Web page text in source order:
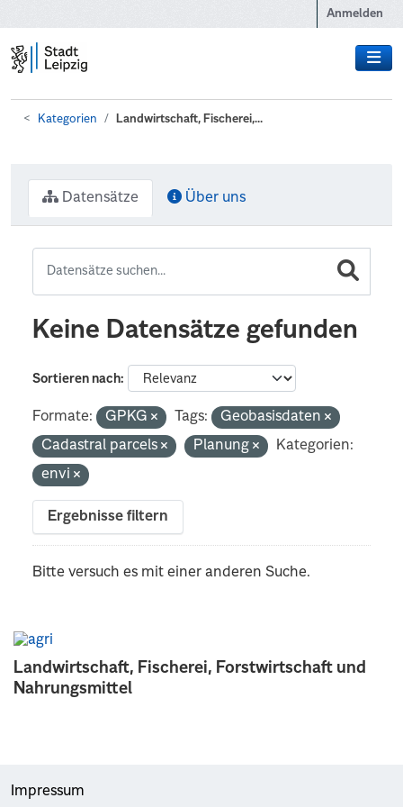
Anmelden
Kategorien Landwirtschaft, Fischerei,...
Landwirtschaft, Fischerei, Forstwirtschaft und
Nahrungsmittel
Datensätze Über uns
Keine Datensätze gefunden
Sortieren nach
Formate: GPKG Tags:
Geobasisdaten
Cadastral parcels
Planung
Kategorien:
envi
Ergebnisse filtern
Bitte versuch es mit einer anderen Suche.
Impressum